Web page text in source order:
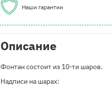
Наши гарантии
Описание
Фонтан состоит из 10-ти шаров.
Надписи на шарах: